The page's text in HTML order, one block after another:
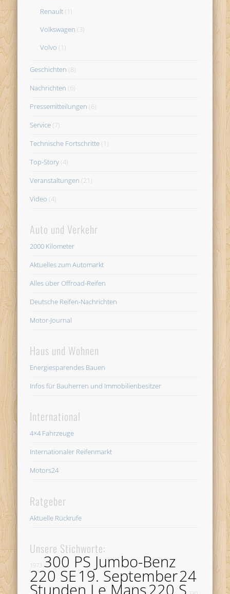
Renault (1)
Volkswagen (3)
Volvo (1)
Geschichten (8)
Nachrichten (6)
Pressemitteilungen (6)
Service (7)
Technische Fortschritte (1)
Top-Story (4)
Veranstaltungen (21)
Video (4)
Auto und Verkehr
2000 Kilometer
Aktuelles zum Automarkt
Alles über Offroad-Reifen
Deutsche Reifen-Nachrichten
Motor-Journal
Haus und Wohnen
Energiesparendes Bauen
Infos für Bauherren und Immobilienbesitzer
International
4×4 Fahrzeuge
Internationaler Reifenmarkt
Motors24
Ratgeber
Aktuelle Rückrufe
Unsere Stichworte:
1973 300 PS Jumbo-Benz
220 SE19. September24
Stunden Le Mans220 S